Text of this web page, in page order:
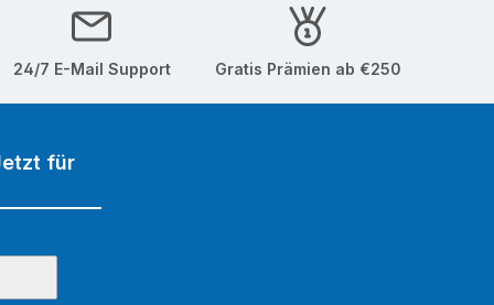
24/7 E-Mail Support Gratis Prämien ab €250
für